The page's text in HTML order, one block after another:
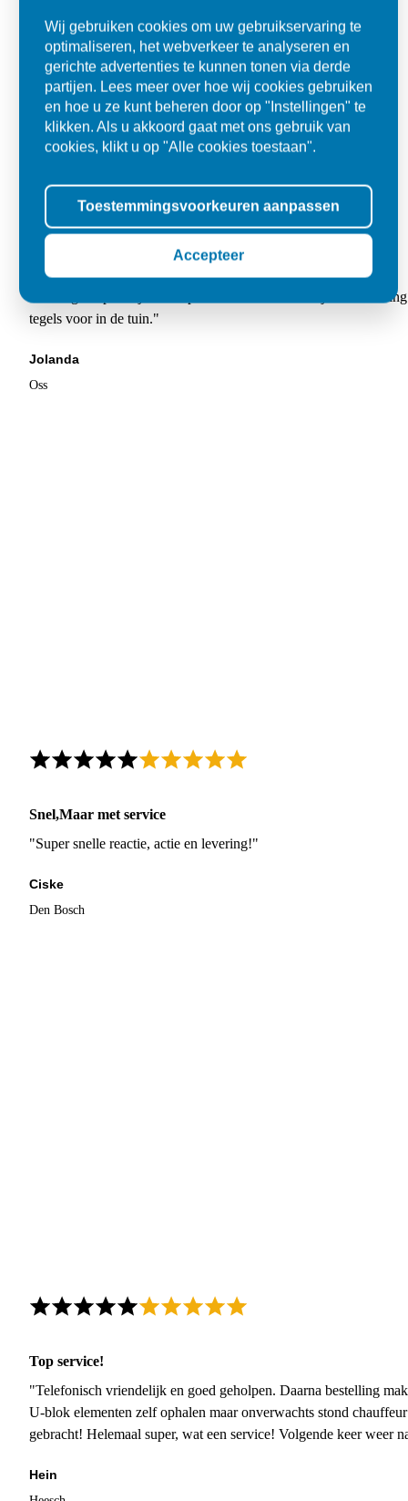
Super
"Goed geholpen bij aankoop en zeer klantvriendelijk. De
tegels voor in de tuin."
Jolanda
Oss
Snel,Maar met service
"Super snelle reactie, actie en levering!"
Ciske
Den Bosch
Top service!
"Telefonisch vriendelijk en goed geholpen. Daarna bestelling
U-blok elementen zelf ophalen maar onverwachts stond
gebracht! Helemaal super, wat een service! Volgende keer weer
Hein
Wij gebruiken cookies om uw gebruikservaring te
optimaliseren, het webverkeer te analyseren en
gerichte advertenties te kunnen tonen via derde
partijen. Lees meer over hoe wij cookies gebruiken
en hoe u ze kunt beheren door op "Instellingen" te
klikken. Als u akkoord gaat met ons gebruik van
cookies, klikt u op "Alle cookies toestaan".
Toestemmingsvoorkeuren aanpassen
Accepteer